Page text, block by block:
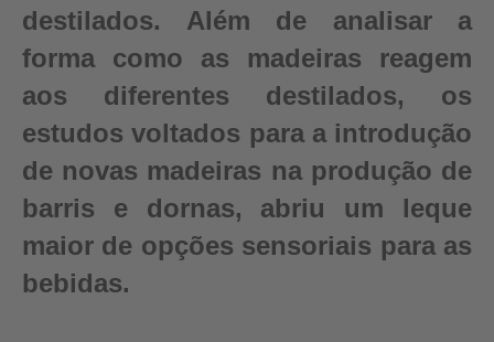
destilados. Além de analisar a
forma como as madeiras reagem
aos diferentes destilados, os
estudos voltados para a introdução
de novas madeiras na produção de
barris e dornas, abriu um leque
maior de opções sensoriais para as
bebidas.